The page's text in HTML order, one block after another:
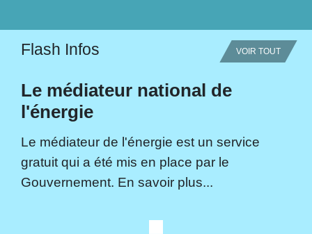
Flash Infos VOIR TOUT
Le médiateur national de
l'énergie
Le médiateur de l'énergie est un service
gratuit qui a été mis en place par le
Gouvernement. En savoir plus...